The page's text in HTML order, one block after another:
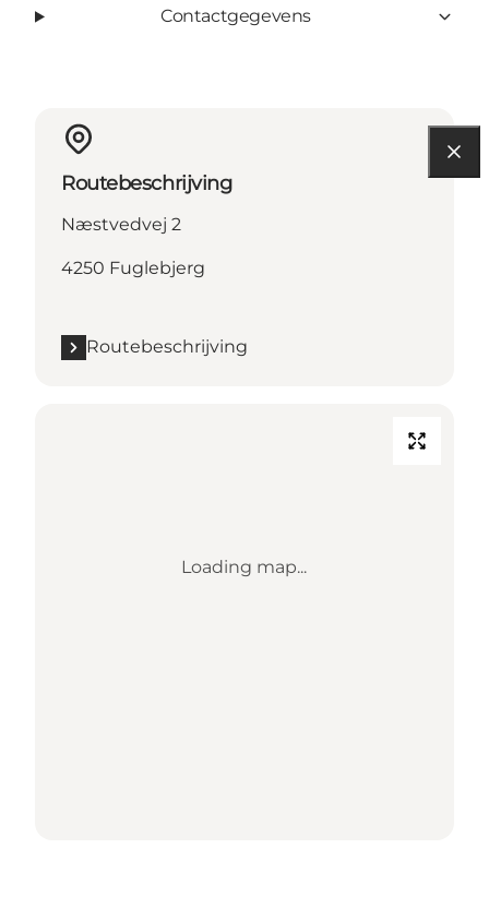
Contactgegevens
Routebeschrijving
Næstvedvej 2
4250 Fuglebjerg
Routebeschrijving
Loading map...